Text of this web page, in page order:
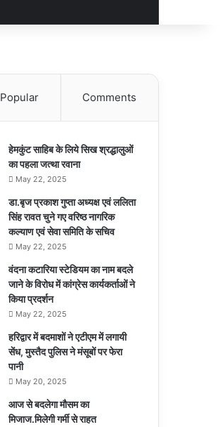
Popular Comments
हेमकुंट साहिब के लिये सिख श्रद्धालुओं
का पहला जत्था रवाना
May 22, 2025
डा.बृज प्रकाश गुप्ता अध्यक्ष एवं ललिता
सिंह रावत चुने गए वरिष्ठ नागरिक
कल्याण एवं सेवा समिति के सचिव
May 22, 2025
वंदना कटारिया स्टेडियम का नाम बदले
जाने के विरोध में कांग्रेस कार्यकर्ताओं ने
किया प्रदर्शन
May 22, 2025
हरिद्वार में बदमाशों ने एटीएम में लगायी
सेंध, मुस्तैद पुलिस ने मंसूबों पर फेरा
पानी
May 20, 2025
आज से बदलेगा मौसम का
मिजाज.मिलेगी गर्मी से राहत